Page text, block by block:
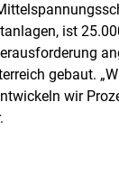
ist
gebaut.
wir